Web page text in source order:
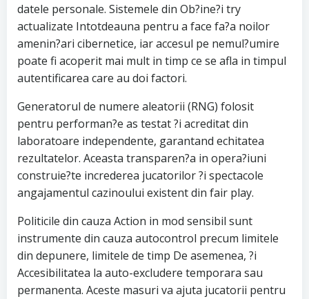
datele personale. Sistemele din Ob?ine?i try
actualizate Intotdeauna pentru a face fa?a noilor
amenin?ari cibernetice, iar accesul pe nemul?umire
poate fi acoperit mai mult in timp ce se afla in timpul
autentificarea care au doi factori.
Generatorul de numere aleatorii (RNG) folosit
pentru performan?e as testat ?i acreditat din
laboratoare independente, garantand echitatea
rezultatelor. Aceasta transparen?a in opera?iuni
construie?te increderea jucatorilor ?i spectacole
angajamentul cazinoului existent din fair play.
Politicile din cauza Action in mod sensibil sunt
instrumente din cauza autocontrol precum limitele
din depunere, limitele de timp De asemenea, ?i
Accesibilitatea la auto-excludere temporara sau
permanenta. Aceste masuri va ajuta jucatorii pentru